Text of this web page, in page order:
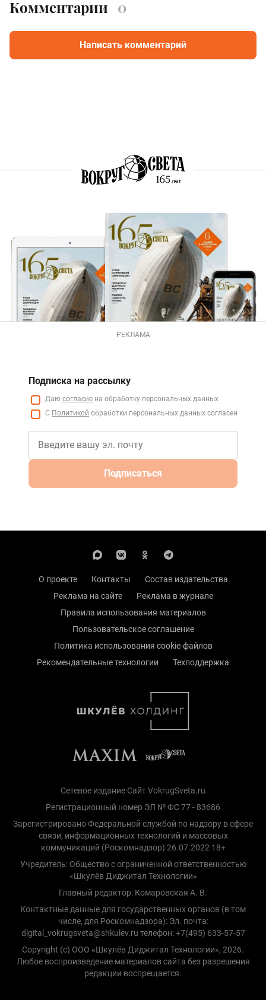
Комментарии 0
Написать комментарий
РЕКЛАМА
Подписка на рассылку
Даю согласие на обработку персональных данных
С Политикой обработки персональных данных согласен
Подписаться
О проекте Контакты
Состав издательства
Реклама на сайте
Реклама в журнале
Правила использования материалов
Пользовательское соглашение
Политика использования cookie-файлов
Рекомендательные технологии
Техподдержка
Сетевое издание Сайт VokrugSveta.ru
Регистрационный номер ЭЛ № ФС 77 - 83686
Зарегистрировано Федеральной службой по надзору в сфере
связи, информационных технологий и массовых
коммуникаций (Роскомнадзор) 26.07.2022 18+
Учредитель: Общество с ограниченной ответственностью
«Шкулёв Диджитал Технологии»
Главный редактор: Комаровская А. В.
Контактные данные для государственных органов (в том
числе, для Роскомнадзора): Эл. почта:
digital_vokrugsveta@shkulev.ru телефон: +7(495) 633-57-57
Copyright (с) ООО «Шкулёв Диджитал Технологии», 2026.
Любое воспроизведение материалов сайта без разрешения
редакции воспрещается.